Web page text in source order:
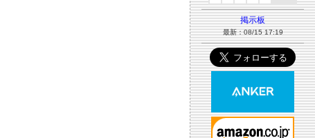
掲示板
最新：08/15 17:19